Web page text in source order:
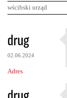
wścibski urząd
K
o
m
e
n
drug
02.06.2024
Adres